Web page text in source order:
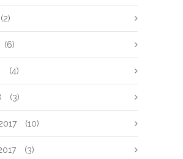
(2)
(6)
(4)
(3)
(10)
(3)